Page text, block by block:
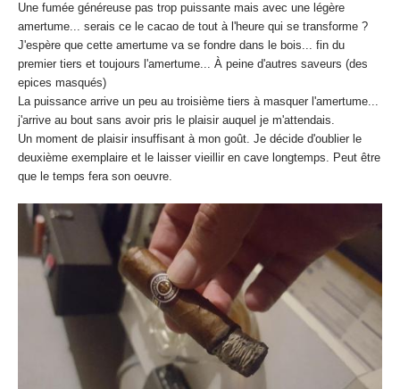
Une fumée généreuse pas trop puissante mais avec une légère
amertume... serais ce le cacao de tout à l'heure qui se transforme ?
J'espère que cette amertume va se fondre dans le bois... fin du
premier tiers et toujours l'amertume... À peine d'autres saveurs (des
epices masqués)
La puissance arrive un peu au troisième tiers à masquer l'amertume...
j'arrive au bout sans avoir pris le plaisir auquel je m'attendais.
Un moment de plaisir insuffisant à mon goût. Je décide d'oublier le
deuxième exemplaire et le laisser vieillir en cave longtemps. Peut être
que le temps fera son oeuvre.